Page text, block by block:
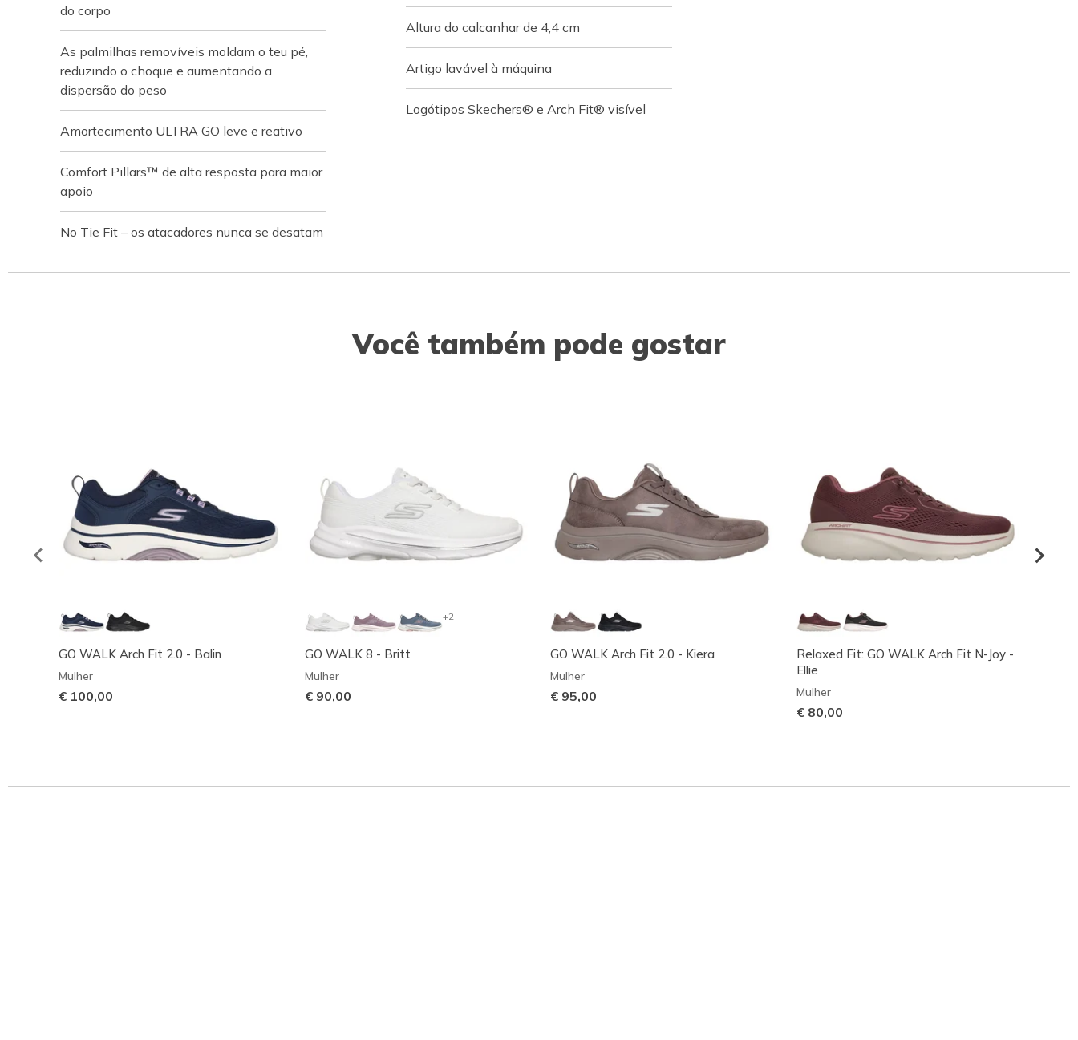
do corpo
As palmilhas removíveis moldam o teu pé,
reduzindo o choque e aumentando a
dispersão do peso
Amortecimento ULTRA GO leve e reativo
Comfort Pillars™ de alta resposta para maior
apoio
No Tie Fit – os atacadores nunca se desatam
Altura do calcanhar de 4,4 cm
Artigo lavável à máquina
Logótipos Skechers® e Arch Fit® visível
Você também pode gostar
GO WALK Arch Fit 2.0 - Balin
Mulher
€ 100,00
+2
GO WALK 8 - Britt
Mulher
€ 90,00
GO WALK Arch Fit 2.0 - Kiera
Mulher
€ 95,00
Relaxed Fit: GO WALK Arch Fit N-Joy -
Ellie
Mulher
€ 80,00